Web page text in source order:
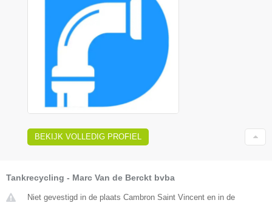
BEKIJK VOLLEDIG PROFIEL
Tankrecycling - Marc Van de Berckt bvba
Niet gevestigd in de plaats Cambron Saint Vincent en in de